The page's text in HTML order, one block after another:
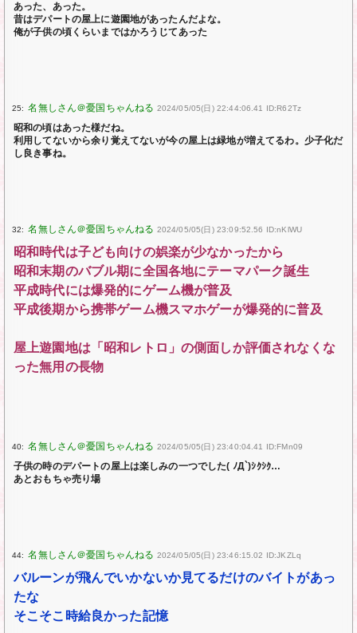
あった、あった。
昔はデパートの屋上に遊園地があったんだよな。
俺が子供の頃くらいまではかろうじてあった
25: 2024/05/05(日) 22:44:06.41 ID:R62Tz
昭和の頃はあった様だね。
利用してないから余り覚えてないが今の屋上は緑地が増えてるわ。少子化だ
し良き事ね。
32: 2024/05/05(日) 23:09:52.56 ID:nKlWU
昭和時代は子ども向けの娯楽が少なかったから
昭和末期のバブル期に全国各地にテーマパーク誕生
平成時代には爆発的にゲーム機が普及
平成後期から携帯ゲーム機スマホゲーが爆発的に普及
屋上遊園地は「昭和レトロ」の側面しか評価されなくな
った無用の長物
40: 2024/05/05(日) 23:40:04.41 ID:FMn09
子供の時のデパートの屋上は楽しみの一つでした( ﾉД`)ｼｸｼｸ…
あとおもちゃ売り場
44: 2024/05/05(日) 23:46:15.02 ID:JKZLq
バルーンが飛んでいかないか見てるだけのバイトがあっ
たな
そこそこ時給良かった記憶